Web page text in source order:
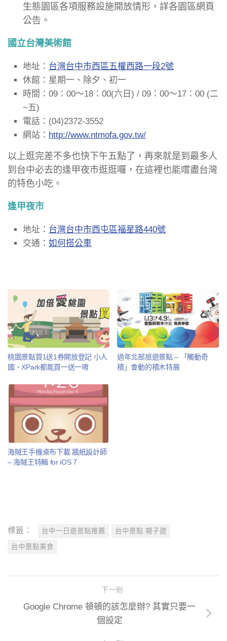
生態園區各項服務設施開放情形，詳各園區網頁
公告。
國立台灣美術館
地址： 台灣台中市西區五權西路一段2號
休館：星期一、除夕、初一
時間：09：00～18：00(六日) / 09：00～17：00 (二
~五)
電話：(04)2372-3552
網站： http://www.ntmofa.gov.tw/
以上逛完差不多也快下午五點了，再來就是到最多人
到台中必去的逢甲夜市逛逛囉，在這裡也能嚐盡台灣
的特色小吃。
逢甲夜市
地址： 台灣台中市西屯區福星路440號
交通： 如何搭公車
桃園景點買1送1券開放登記 小人
國、XPark都能買一送一唷
過年北部旅遊景點 – 「觸動奇
積」會動的積木特展
海賊王手機桌布下載 牆紙設計師
– 海賊王特輯 for iOS 7
標籤： 台中一日遊景點推薦 台中景點 親子遊
台中景點美食
下一則
Google Chrome 頓頓的該怎麼辦? 其實只要一
個設定